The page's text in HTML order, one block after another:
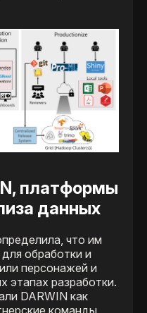
платформы
данных
что им
обработки и
персонажей и
этапах разработки.
DARWIN как